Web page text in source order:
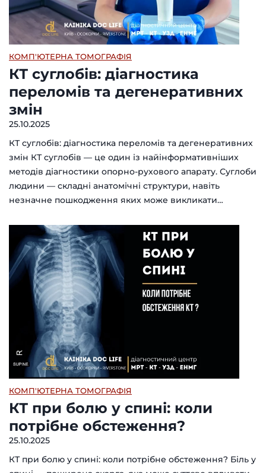
КОМП'ЮТЕРНА ТОМОГРАФІЯ
КТ суглобів: діагностика
переломів та дегенеративних
змін
25.10.2025
КТ суглобів: діагностика переломів та дегенеративних
змін КТ суглобів — це один із найінформативніших
методів діагностики опорно-рухового апарату. Суглоби
людини — складні анатомічні структури, навіть
незначне пошкодження яких може викликати…
КОМП'ЮТЕРНА ТОМОГРАФІЯ
КТ при болю у спині: коли
потрібне обстеження?
25.10.2025
КТ при болю у спині: коли потрібне обстеження? Біль у